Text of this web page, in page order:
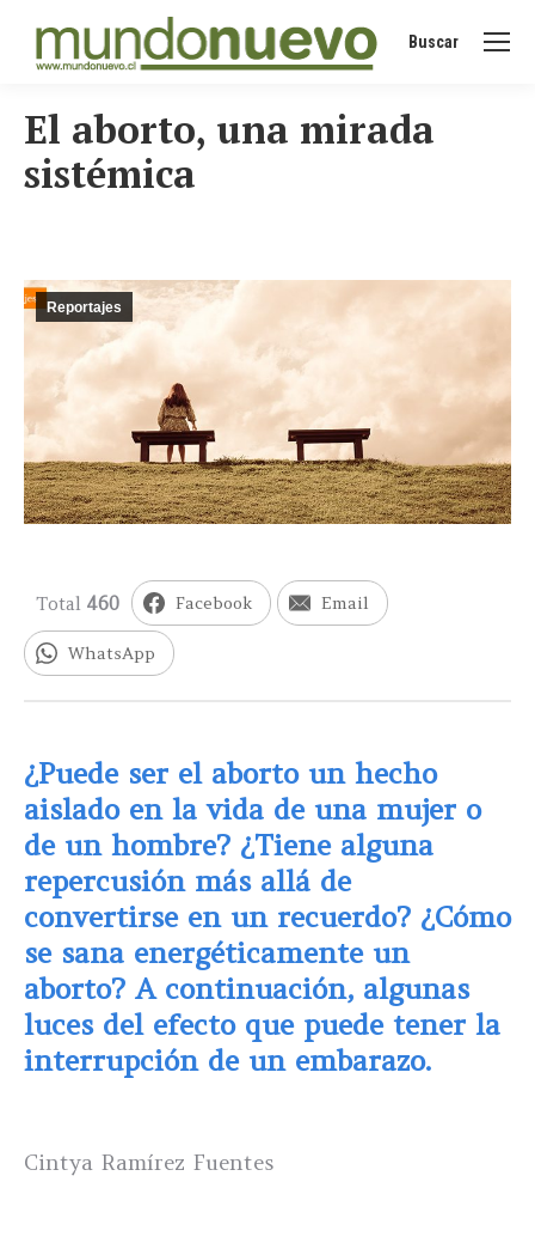
Buscar:
Buscar
El aborto, una mirada
sistémica
Reportajes
Total 460 Facebook Email
WhatsApp
¿Puede ser el aborto un hecho
aislado en la vida de una mujer o
de un hombre? ¿Tiene alguna
repercusión más allá de
convertirse en un recuerdo? ¿Cómo
se sana energéticamente un
aborto? A continuación, algunas
luces del efecto que puede tener la
interrupción de un embarazo.
Cintya Ramírez Fuentes